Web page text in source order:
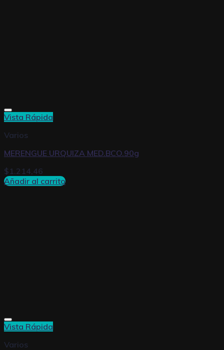
Vista Rápida
Varios
MERENGUE URQUIZA MED.BCO.90g
$ 1.214,46
Añadir al carrito
Vista Rápida
Varios